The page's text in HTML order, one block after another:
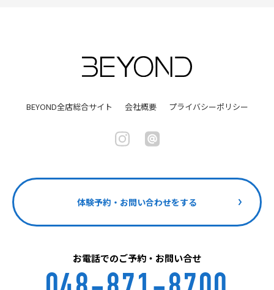
BEYOND全店総合サイト 会社概要 プライバシーポリシー
体験予約・お問い合わせをする
お電話でのご予約・お問い合せ